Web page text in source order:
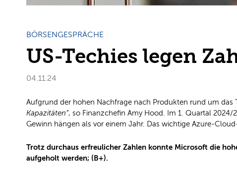
BÖRSENGESPRÄCHE
US-Techies legen
04.11.24
Aufgrund der hohen Nachfrage nach Produkten rund um das
Kapazitäten“, so Finanzchefin Amy Hood. Im 1. Quartal 2024/
Gewinn hängen als vor einem Jahr. Das wichtige Azure-
Trotz durchaus erfreulicher Zahlen konnte Microsoft die
aufgeholt werden; (B+).